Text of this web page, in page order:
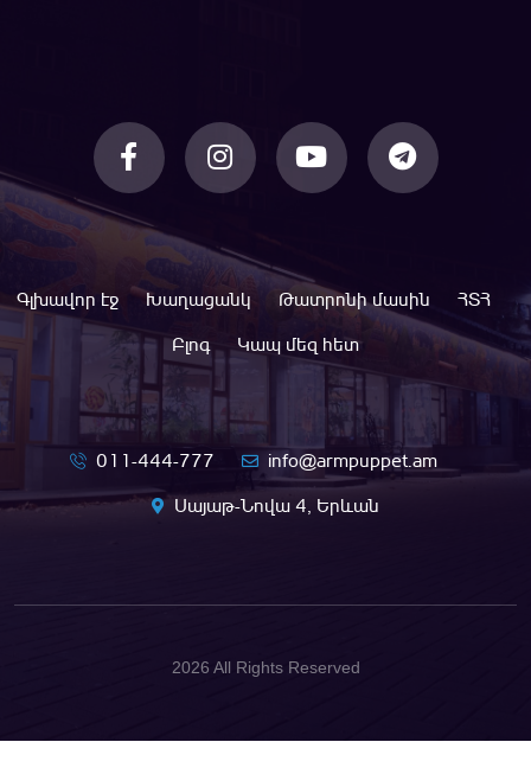
Գլխավոր էջ Խաղացանկ Թատրոնի մասին
ՀՏՀ
Բլոգ
Կապ մեզ հետ
011-444-777
info@armpuppet.am
Սայաթ-Նովա 4, Երևան
2026 All Rights Reserved